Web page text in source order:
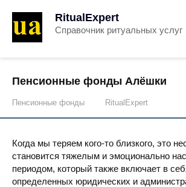
RitualExpert
Справочник ритуальных услуг
Пенсионные фонды Алёшки
Пенсионные фонды RitualExpert
Когда мы теряем кого-то близкого, это
становится тяжелым и эмоционально
периодом, который также включает в
определенных юридических и